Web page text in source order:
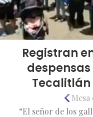
Registran
despensas
Tecalitlán
“El señor de los